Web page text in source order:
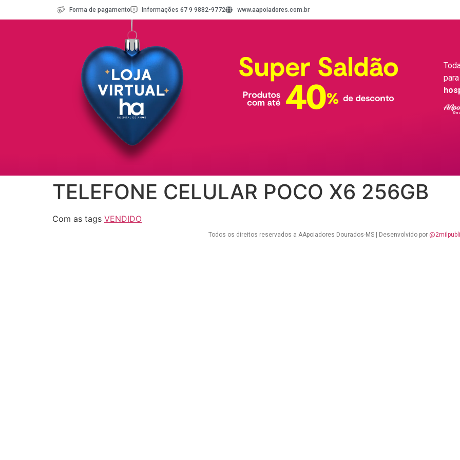
Forma de pagamento Informações 67 9 9882-9772 www.aapoiadores.com.br
TELEFONE CELULAR POCO X6 256GB
Com as tags VENDIDO
Todos os direitos reservados a AApoiadores Dourados-MS | Desenvolvido por